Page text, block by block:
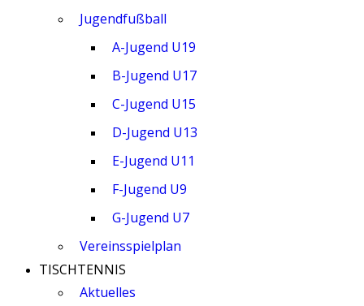
Jugendfußball
A-Jugend U19
B-Jugend U17
C-Jugend U15
D-Jugend U13
E-Jugend U11
F-Jugend U9
G-Jugend U7
Vereinsspielplan
TISCHTENNIS
Aktuelles